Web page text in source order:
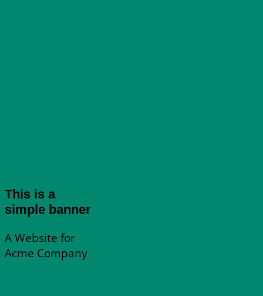
This is a
simple banner
A Website for
Acme Company